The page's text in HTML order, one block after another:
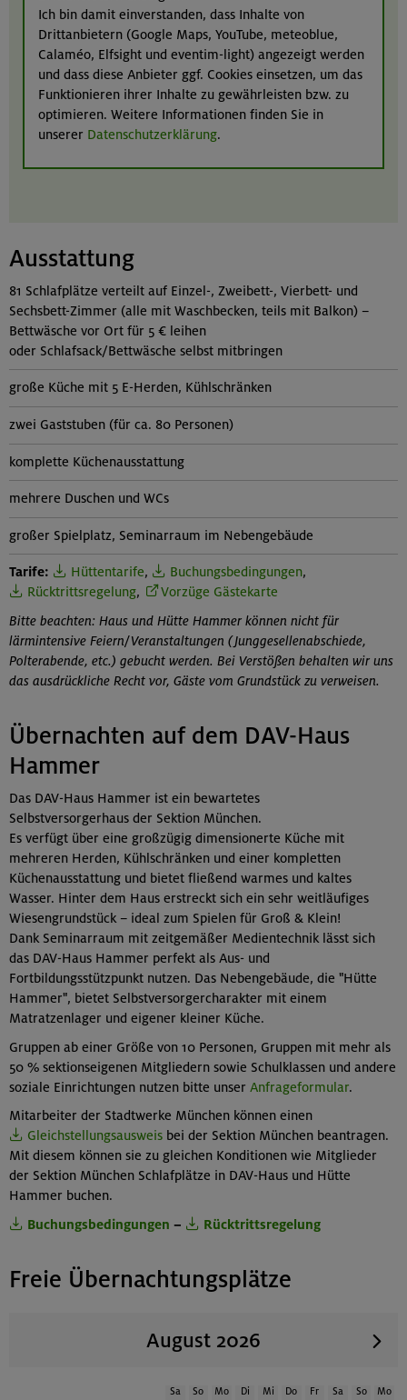
Ich bin damit einverstanden, dass Inhalte von
Drittanbietern (Google Maps, YouTube, meteoblue,
Calaméo, Elfsight und eventim-light) angezeigt werden
und dass diese Anbieter ggf. Cookies einsetzen, um das
Funktionieren ihrer Inhalte zu gewährleisten bzw. zu
optimieren. Weitere Informationen finden Sie in
unserer Datenschutzerklärung.
Ausstattung
81 Schlafplätze verteilt auf Einzel-, Zweibett-, Vierbett- und
Sechsbett-Zimmer (alle mit Waschbecken, teils mit Balkon) –
Bettwäsche vor Ort für 5 € leihen
oder Schlafsack/Bettwäsche selbst mitbringen
große Küche mit 5 E-Herden, Kühlschränken
zwei Gaststuben (für ca. 80 Personen)
komplette Küchenausstattung
mehrere Duschen und WCs
großer Spielplatz, Seminarraum im Nebengebäude
Tarife: Hüttentarife, Buchungsbedingungen,
Rücktrittsregelung,
Vorzüge Gästekarte
Bitte beachten: Haus und Hütte Hammer können nicht für
lärmintensive Feiern/Veranstaltungen (Junggesellenabschiede,
Polterabende, etc.) gebucht werden. Bei Verstößen behalten wir uns
das ausdrückliche Recht vor, Gäste vom Grundstück zu verweisen.
Übernachten auf dem DAV-Haus
Hammer
Das DAV-Haus Hammer ist ein bewartetes
Selbstversorgerhaus der Sektion München.
Es verfügt über eine großzügig dimensionerte Küche mit
mehreren Herden, Kühlschränken und einer kompletten
Küchenausstattung und bietet fließend warmes und kaltes
Wasser. Hinter dem Haus erstreckt sich ein sehr weitläufiges
Wiesengrundstück – ideal zum Spielen für Groß & Klein!
Dank Seminarraum mit zeitgemäßer Medientechnik lässt sich
das DAV-Haus Hammer perfekt als Aus- und
Fortbildungsstützpunkt nutzen. Das Nebengebäude, die "Hütte
Hammer", bietet Selbstversorgercharakter mit einem
Matratzenlager und eigener kleiner Küche.
Gruppen ab einer Größe von 10 Personen, Gruppen mit mehr als
50 % sektionseigenen Mitgliedern sowie Schulklassen und andere
soziale Einrichtungen nutzen bitte unser Anfrageformular.
Mitarbeiter der Stadtwerke München können einen
Gleichstellungsausweis bei der Sektion München beantragen.
Mit diesem können sie zu gleichen Konditionen wie Mitglieder
der Sektion München Schlafplätze in DAV-Haus und Hütte
Hammer buchen.
Buchungsbedingungen – Rücktrittsregelung
Freie Übernachtungsplätze
August 2026
Sa
So
Mo
Di
Mi
Do
Fr
Sa
So
Mo